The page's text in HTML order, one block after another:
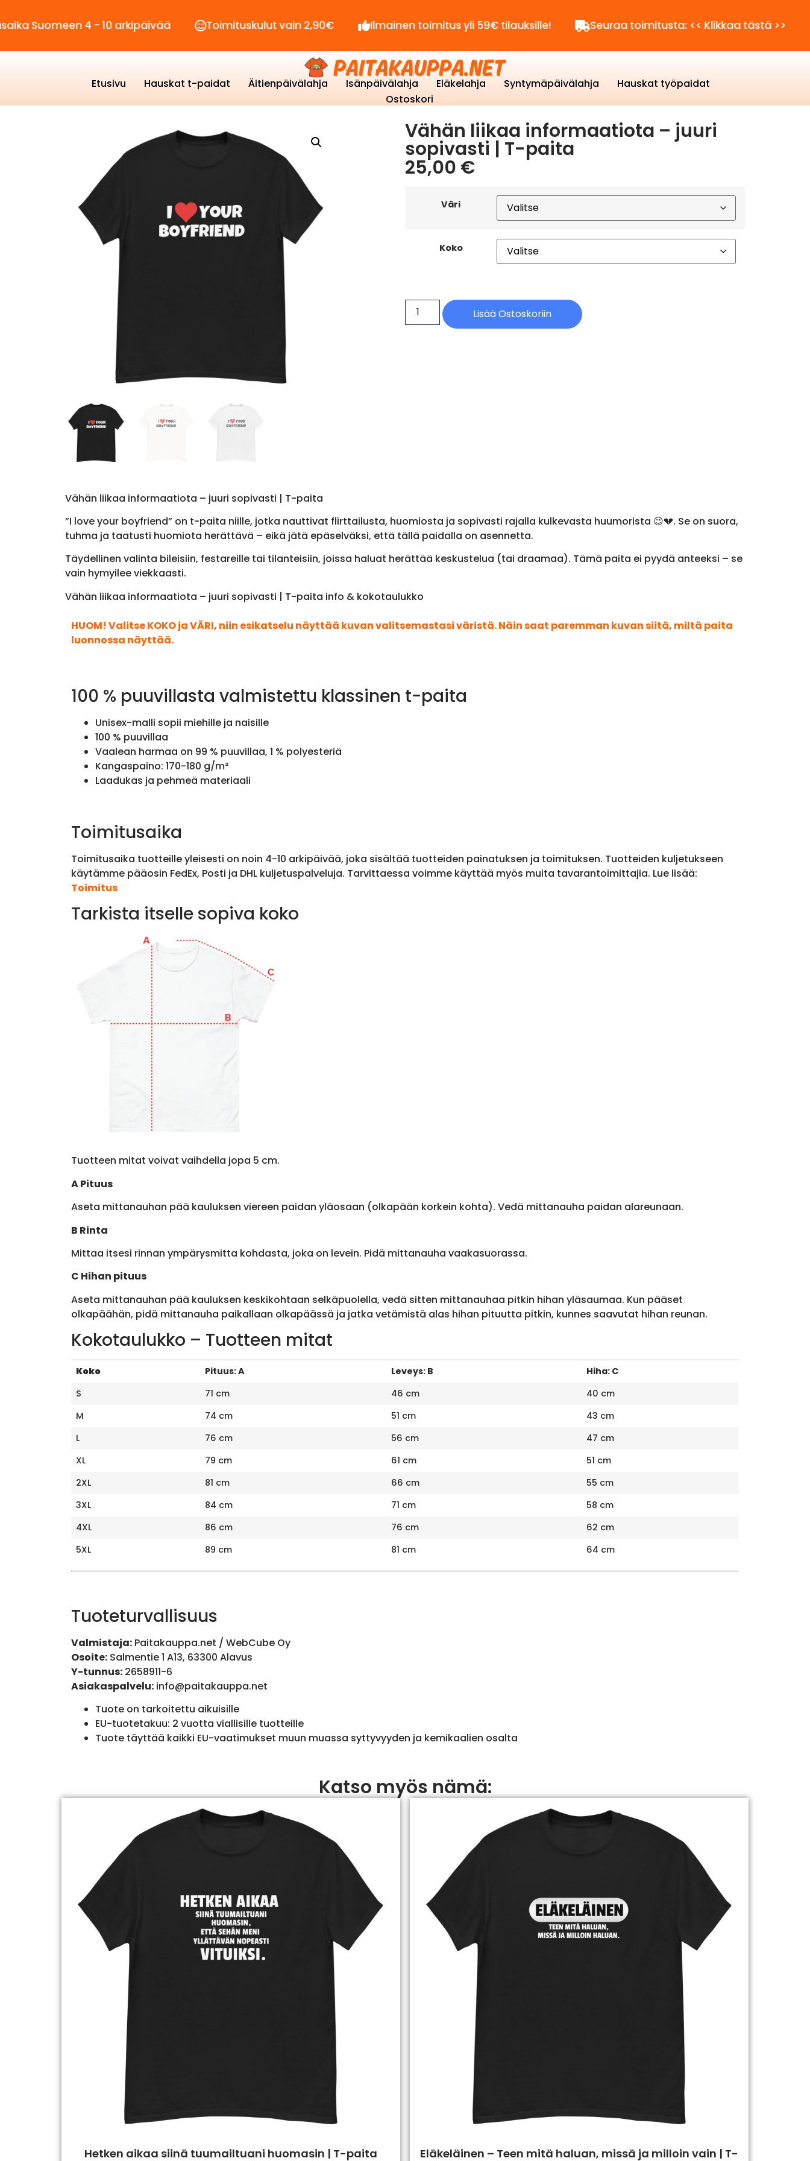
4 - 10 arkipäivää Toimituskulut vain 2,90€ Ilmainen toimitus yli 59€ tilauksille! Seuraa toimitusta: << Klikkaa tästä >>
Etusivu Hauskat t-paidat Äitienpäivälahja Isänpäivälahja Eläkelahja Syntymäpäivälahja
Hauskat työpaidat
Ostoskori
Vähän liikaa informaatiota – juuri
sopivasti | T-paita
25,00 €
Väri
Koko
Lisää Ostoskoriin
Vähän liikaa informaatiota – juuri sopivasti | T-paita
”I love your boyfriend” on t-paita niille, jotka nauttivat flirttailusta, huomiosta ja sopivasti rajalla kulkevasta huumorista 😉💔. Se on suora,
tuhma ja taatusti huomiota herättävä – eikä jätä epäselväksi, että tällä paidalla on asennetta.
Täydellinen valinta bileisiin, festareille tai tilanteisiin, joissa haluat herättää keskustelua (tai draamaa). Tämä paita ei pyydä anteeksi – se
vain hymyilee viekkaasti.
Vähän liikaa informaatiota – juuri sopivasti | T-paita info & kokotaulukko
HUOM! Valitse KOKO ja VÄRI, niin esikatselu näyttää kuvan valitsemastasi väristä. Näin saat paremman kuvan siitä, miltä paita
luonnossa näyttää.
100 % puuvillasta valmistettu klassinen t-paita
Unisex-malli sopii miehille ja naisille
100 % puuvillaa
Vaalean harmaa on 99 % puuvillaa, 1 % polyesteriä
Kangaspaino: 170-180 g/m²
Laadukas ja pehmeä materiaali
Toimitusaika
Toimitusaika tuotteille yleisesti on noin 4-10 arkipäivää, joka sisältää tuotteiden painatuksen ja toimituksen. Tuotteiden kuljetukseen
käytämme pääosin FedEx, Posti ja DHL kuljetuspalveluja. Tarvittaessa voimme käyttää myös muita tavarantoimittajia. Lue lisää:
Toimitus
Tarkista itselle sopiva koko
Tuotteen mitat voivat vaihdella jopa 5 cm.
A Pituus
Aseta mittanauhan pää kauluksen viereen paidan yläosaan (olkapään korkein kohta). Vedä mittanauha paidan alareunaan.
B Rinta
Mittaa itsesi rinnan ympärysmitta kohdasta, joka on levein. Pidä mittanauha vaakasuorassa.
C Hihan pituus
Aseta mittanauhan pää kauluksen keskikohtaan selkäpuolella, vedä sitten mittanauhaa pitkin hihan yläsaumaa. Kun pääset
olkapäähän, pidä mittanauha paikallaan olkapäässä ja jatka vetämistä alas hihan pituutta pitkin, kunnes saavutat hihan reunan.
Kokotaulukko – Tuotteen mitat
Koko Pituus: A Leveys: B
Hiha: C
S
71 cm 46 cm
40 cm
M
74 cm 51 cm
43 cm
L
76 cm 56 cm
47 cm
XL
79 cm 61 cm
51 cm
2XL
81 cm 66 cm
55 cm
3XL
84 cm 71 cm
58 cm
4XL
86 cm 76 cm
62 cm
5XL
89 cm 81 cm 64 cm
Tuoteturvallisuus
Valmistaja:Paitakauppa.net / WebCube Oy
Osoite:Salmentie 1 A13, 63300 Alavus
Y-tunnus:2658911-6
Asiakaspalvelu: info@paitakauppa.net
Tuote on tarkoitettu aikuisille
EU-tuotetakuu: 2 vuotta viallisille tuotteille
Tuote täyttää kaikki EU-vaatimukset muun muassa syttyvyyden ja kemikaalien osalta
Katso myös nämä:
Hetken aikaa siinä tuumailtuani huomasin | T-paita
Eläkeläinen – Teen mitä haluan, missä ja milloin vain | T-